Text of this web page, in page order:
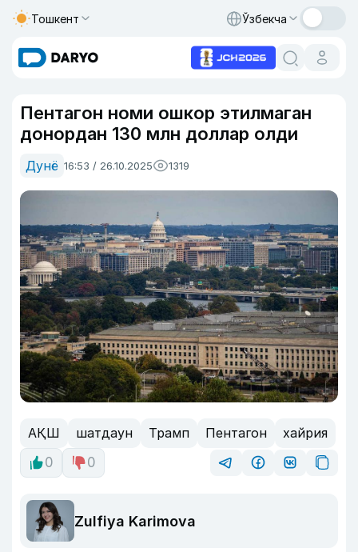
Тошкент Ўзбекча
Пентагон номи ошкор этилмаган
донордан 130 млн доллар олди
Дунё 16:53 / 26.10.2025 1319
АҚШ шатдаун Трамп Пентагон
хайрия
0
0
Zulfiya Karimova